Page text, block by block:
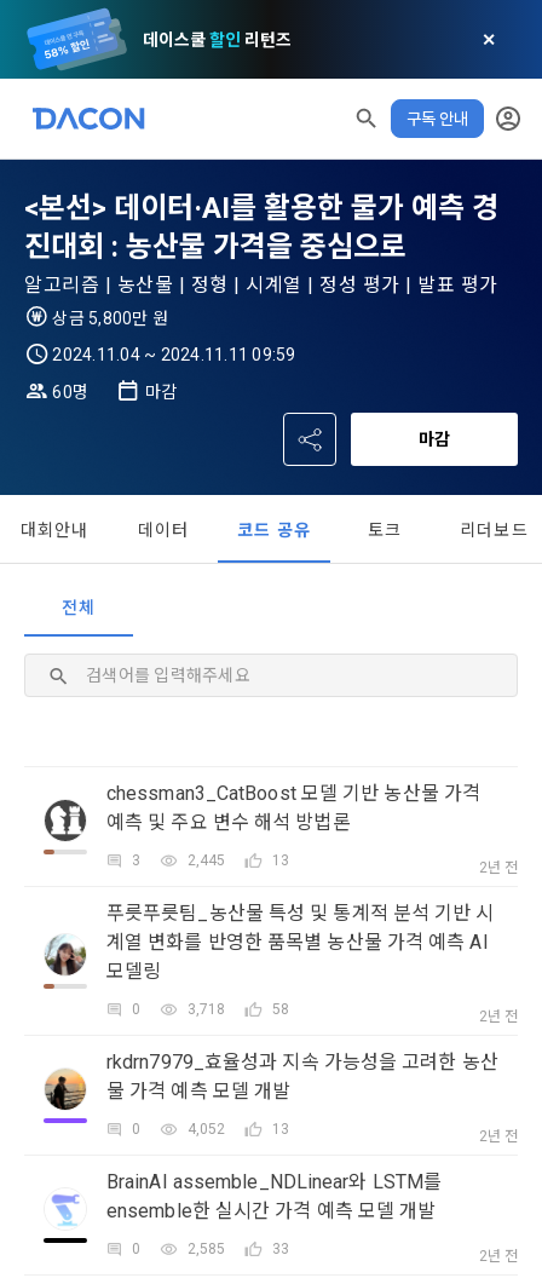
데이스쿨할인 리턴즈 ✕
구독 안내
LEVEL 1 다음 레벨까지150 XP
0/150 XP
오늘의 XP
0 / 800
전체 XP
0
제 1 조 (목적)
본 약관은 데이콘 주식회사(이하 “회사”)와 “회원” 간에 정보 서
비스를 이용하는 조건 및 절차에 관한 필요한 사항을 약속하여
규정하는 데 그 목적이 있다. “회원”은 모든 약관에 동의해야 하
관의 전부에 동의한다는 것을 의미하며 본 약관은 “회원”이 서비
스를 사용하는 동안 계속 유효하다. 본 약관은 저작권 분쟁 정책
제 2 조 (용어의 정의)
이 약관에서 사용하는 용어의 정의는 아래와 같다.
1."사이트"라 함은 "회사"가 서비스를 "회원"에게 제공하기 위하
또는 "회사"가 운영하는 아래 웹사이트를 말한다.
가. ***.dacon.io
트를 통해 개인이 등록한 자료를 DB화하여 각각의 목적에 맞게
분류, 가공, 집계하여 정보를 제공하는 서비스를 포함한다.
3. "개인회원"이라 함은 서비스를 이용하기 위하여 이 약관에 동
의하고 "회사"와 이용 계약을 체결한 개인을 말한다.
4. “인재회원”이라 함은 “데이콘 인재풀 서비스”를 이용하기 위
하여 본인의 개인정보와 프로젝트, 코드 등을 공유한 자로서, 채
용 의뢰 “기업회원”에게 개인정보, 프로젝트, 코드 등을 제공하
는 것에 동의한 “개인회원”을 말한다.
5. “기업회원”이라 함은 “회사”에 대회의 주최를 의뢰하거나, 채
용 의뢰 서비스 등을 이용하기 위해 “회사”와 일정 계약을 한 개
인 또는 법인을 말한다.
6. “해커톤”이라 함은 “회사”가 “사이트”에 출제한 문제에 “개인
회원”이 AI 코드를 제출하고, “회사”는 이를 평가하여 우수작을
7. “대회"라 함은 “기업회원”이 인력을 채용하거나 또는 솔루션
을 크라우드소싱하기 위하여 “회사"에 의뢰하는 경연대회 또는
해커톤, AI해커톤, AI경진대회 등을 말한다.
데이콘 개인정보 처리방침
(2021.05.24 본)
우선의 가치로 두고 있습니다. 데이콘주식회사(이하 ‘데이콘’ 또
는 ‘회사’)는 서비스 기획부터 종료까지 정보통신망 이용촉진 및
정보보호 등에 관한 법률(이하 ‘정보통신망법’), 개인정보보호법
며, 필요에 따라 누구와 이를 공유(‘위탁 또는 제공’)하며, 이용목
적을 달성한 정보를 언제, 어떻게 파기 하는지 등 ‘개인정보의 한
살이’와 관련한 정보를 투명하게 제공합니다.
드립니다. 또한, 법정대리인(부모 등)이 만14세 미만 아동의 개
인정보 보호를 위해 어떤 권리를 행사할 수 있는지도 함께 안내
합니다.
개인정보 침해사고가 발생하는 경우, 추가적인 피해를 예방하고
이미 발생한 피해를 복구하기 위해 누구에게 연락하여 어떤 도
움을 받을 수 있는지 알려 드립니다.
리 및 의무 관계를 규정하여 이용자의 ‘개인정보자기결정권’을
보장하는 수단이 됩니다.
2. 개인정보의 수집 및 이용목적
데이콘 주식회사(이하 “회사”)는 다음 목적을 위하여 개인정보
를 수집하고 있으며, 다음 목적 이외의 용도로는 수집한 개인정
보를 이용하지 않습니다.
1. 광고성 정보의 이용목적
DACON이 제공하는 이용자 맞춤형 서비스 및 상품 추천, 각종
경품 행사, 이벤트, 경진대회 홍보 목적 등의 광고성 정보를 전자
우편이나
서신우편, 문자(SMS 또는 카카오 알림톡), 푸시, 전화 등을 통해
- 마케팅 수신 동의는 거부하실 수 있으며 동의 이후에라도 고객
에 제한이 되지 않습니다.
단, 할인, 이벤트 및 이용자 맞춤형 상품 추천 등의 마케팅 정보
안내 서비스가 제한됩니다.
개인정보보호법 제22조 제5항에 의해 선택정보 사항에 대해서
는 동의 거부 하시더라도 서비스 이용에 제한되지 않습니다.
단, 할인, 이벤트 및 이용자 맞춤형 상품 추천 등의 마케팅 정보
3. 서비스 정보 수신 동의 철회
DACON에서 제공하는 마케팅 정보를 원하지 않을 경우 ‘홈>계
정관리 페이지의 하단 마케팅(대회 진행, 교육 등) 정보 수신 동
또한 향후 마케팅 활용에 새롭게 동의하고자 하는 경우에는 ‘홈>
계정관리 페이지의 하단 마케팅(대회 진행, 교육 등) 정보 수신
동의(선택)’에서 동의하실 수 있습니다.
2021.05.25
<본선> 데이터·AI를 활용한 물가 예측 경
진대회 : 농산물 가격을 중심으로
알고리즘 | 농산물 | 정형 | 시계열 | 정성 평가 | 발표 평가
상금 5,800만 원
2024.11.04 ~ 2024.11.11 09:59
60명
마감
마감
대회안내 데이터 코드 공유 토크 리더보드
전체
chessman3_CatBoost 모델 기반 농산물 가격
예측 및 주요 변수 해석 방법론
3 2,445 13 2년 전
푸릇푸릇팀_농산물 특성 및 통계적 분석 기반 시
계열 변화를 반영한 품목별 농산물 가격 예측 AI
모델링
0 3,718 58 2년 전
rkdrn7979_효율성과 지속 가능성을 고려한 농산
물 가격 예측 모델 개발
0 4,052 13 2년 전
BrainAI assemble_NDLinear와 LSTM를
ensemble한 실시간 가격 예측 모델 개발
0 2,585 33 2년 전